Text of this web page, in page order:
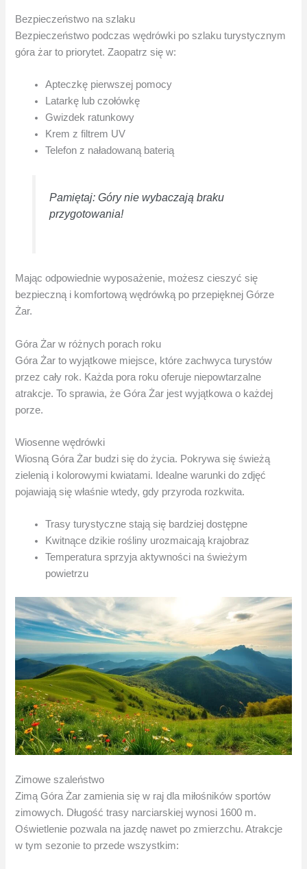
Bezpieczeństwo na szlaku
Bezpieczeństwo podczas wędrówki po szlaku turystycznym
góra żar to priorytet. Zaopatrz się w:
Apteczkę pierwszej pomocy
Latarkę lub czołówkę
Gwizdek ratunkowy
Krem z filtrem UV
Telefon z naładowaną baterią
Pamiętaj: Góry nie wybaczają braku
przygotowania!
Mając odpowiednie wyposażenie, możesz cieszyć się
bezpieczną i komfortową wędrówką po przepięknej Górze
Żar.
Góra Żar w różnych porach roku
Góra Żar to wyjątkowe miejsce, które zachwyca turystów
przez cały rok. Każda pora roku oferuje niepowtarzalne
atrakcje. To sprawia, że Góra Żar jest wyjątkowa o każdej
porze.
Wiosenne wędrówki
Wiosną Góra Żar budzi się do życia. Pokrywa się świeżą
zielenią i kolorowymi kwiatami. Idealne warunki do zdjęć
pojawiają się właśnie wtedy, gdy przyroda rozkwita.
Trasy turystyczne stają się bardziej dostępne
Kwitnące dzikie rośliny urozmaicają krajobraz
Temperatura sprzyja aktywności na świeżym
powietrzu
Zimowe szaleństwo
Zimą Góra Żar zamienia się w raj dla miłośników sportów
zimowych. Długość trasy narciarskiej wynosi 1600 m.
Oświetlenie pozwala na jazdę nawet po zmierzchu. Atrakcje
w tym sezonie to przede wszystkim: